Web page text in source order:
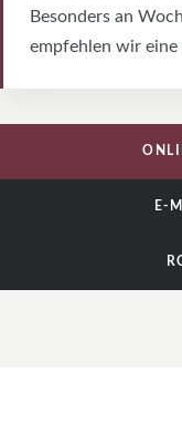
Besonders an
empfehlen wir eine
E-